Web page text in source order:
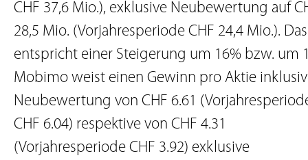
CHF 37,6 Mio.), exklusive Neubewertung auf
28,5 Mio. (Vorjahresperiode CHF 24,4 Mio.). Das
entspricht einer Steigerung um 16% bzw. um
Mobimo weist einen Gewinn pro Aktie
Neubewertung von CHF 6.61
CHF 6.04) respektive von CHF 4.31
(Vorjahresperiode CHF 3.92) exklusive